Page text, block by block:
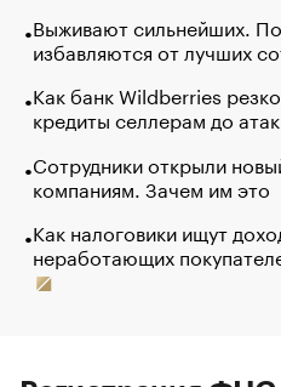
Выживают сильнейших.
избавляются от лучших
Как банк Wildberries
кредиты селлерам до
Сотрудники открыли
компаниям. Зачем им это
Как налоговики ищут
неработающих